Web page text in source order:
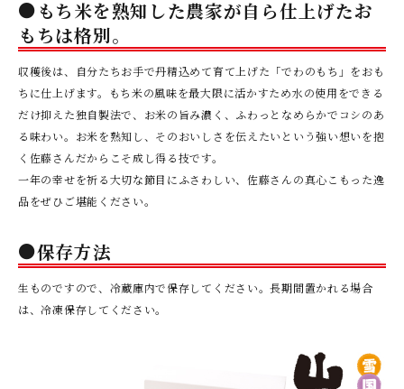
●もち米を熟知した農家が自ら仕上げたお
もちは格別。
収穫後は、自分たちお手で丹精込めて育て上げた「でわのもち」をおも
ちに仕上げます。もち米の風味を最大限に活かすため水の使用をできる
だけ抑えた独自製法で、お米の旨み濃く、ふわっとなめらかでコシのあ
る味わい。お米を熟知し、そのおいしさを伝えたいという強い想いを抱
く佐藤さんだからこそ成し得る技です。
一年の幸せを祈る大切な節目にふさわしい、佐藤さんの真心こもった逸
品をぜひご堪能ください。
●保存方法
生ものですので、冷蔵庫内で保存してください。長期間置かれる場合
は、冷凍保存してください。